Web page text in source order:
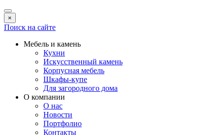
×
Поиск на сайте
Мебель и камень
Кухни
Искусственный камень
Корпусная мебель
Шкафы-купе
Для загородного дома
О компании
О нас
Новости
Портфолио
Контакты